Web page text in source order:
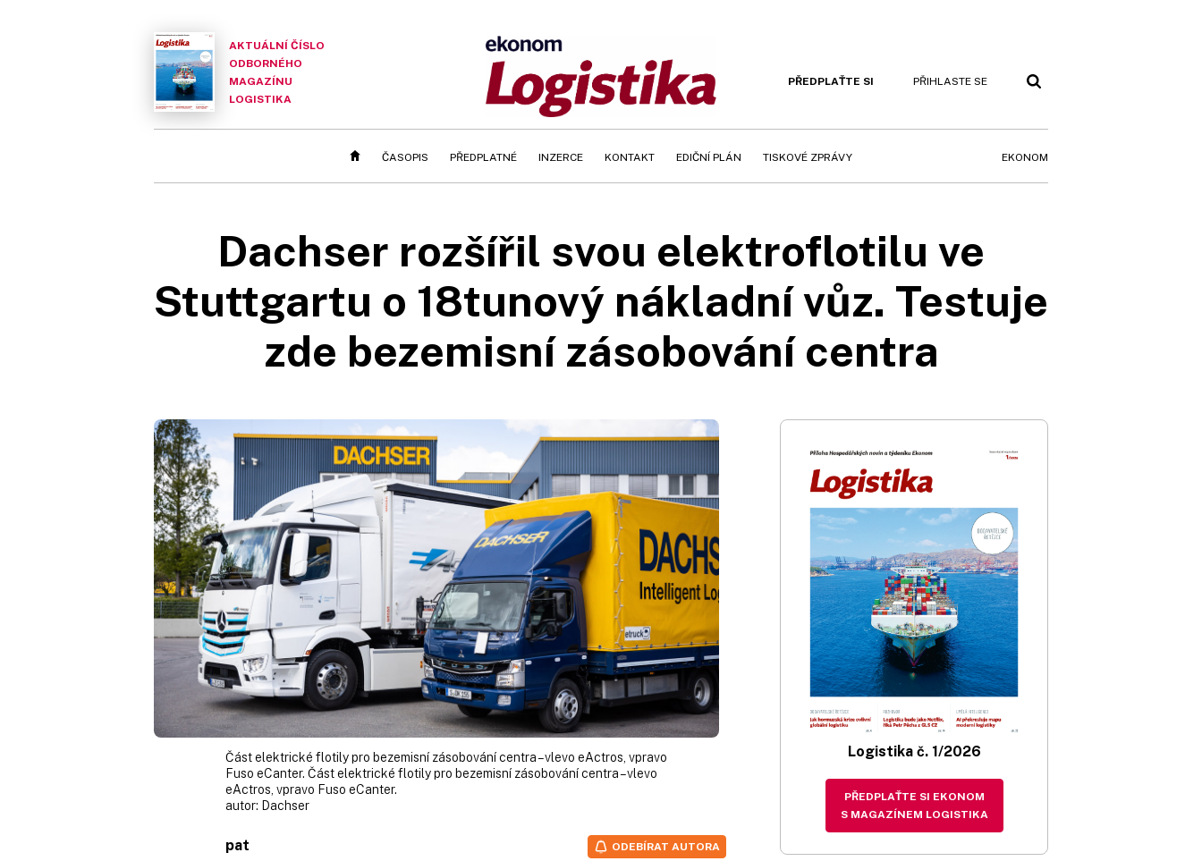
AKTUÁLNÍ ČÍSLO
ODBORNÉHO
MAGAZÍNU
LOGISTIKA
PŘEDPLAŤTE SI PŘIHLASTE SE
ČASOPIS PŘEDPLATNÉ INZERCE KONTAKT EDIČNÍ PLÁN TISKOVÉ ZPRÁVY EKONOM
Dachser rozšířil svou elektroflotilu ve
Stuttgartu o 18tunový nákladní vůz. Testuje
zde bezemisní zásobování centra
Část elektrické flotily pro bezemisní zásobování centra – vlevo eActros, vpravo
Fuso eCanter. Část elektrické flotily pro bezemisní zásobování centra – vlevo
eActros, vpravo Fuso eCanter.
autor: Dachser
pat
ODEBÍRAT AUTORA
Logistika č. 1/2026
PŘEDPLAŤTE SI EKONOM
S MAGAZÍNEM LOGISTIKA